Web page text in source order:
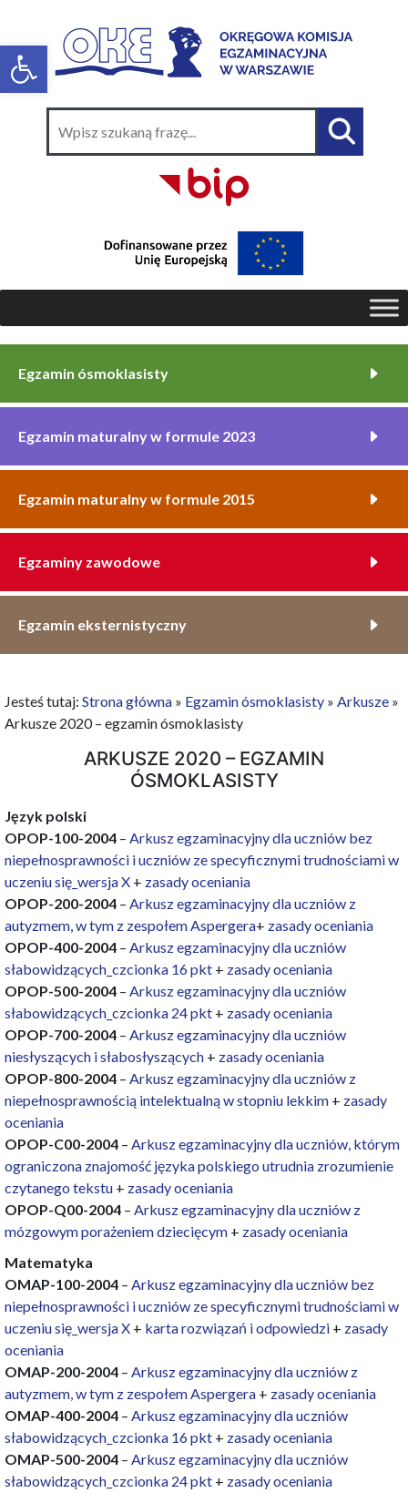
Egzamin ósmoklasisty
Egzamin maturalny w formule 2023
Egzamin maturalny w formule 2015
Egzaminy zawodowe
Egzamin eksternistyczny
Jesteś tutaj: Strona główna » Egzamin ósmoklasisty » Arkusze »
Arkusze 2020 – egzamin ósmoklasisty
ARKUSZE 2020 – EGZAMIN
ÓSMOKLASISTY
Język polski
OPOP-100-2004 – Arkusz egzaminacyjny dla uczniów bez
niepełnosprawności i uczniów ze specyficznymi trudnościami w
uczeniu się_wersja X + zasady oceniania
OPOP-200-2004 – Arkusz egzaminacyjny dla uczniów z
autyzmem, w tym z zespołem Aspergera+ zasady oceniania
OPOP-400-2004 – Arkusz egzaminacyjny dla uczniów
słabowidzących_czcionka 16 pkt + zasady oceniania
OPOP-500-2004 – Arkusz egzaminacyjny dla uczniów
słabowidzących_czcionka 24 pkt + zasady oceniania
OPOP-700-2004 – Arkusz egzaminacyjny dla uczniów
niesłyszących i słabosłyszących + zasady oceniania
OPOP-800-2004 – Arkusz egzaminacyjny dla uczniów z
niepełnosprawnością intelektualną w stopniu lekkim + zasady
oceniania
OPOP-C00-2004 – Arkusz egzaminacyjny dla uczniów, którym
ograniczona znajomość języka polskiego utrudnia zrozumienie
czytanego tekstu + zasady oceniania
OPOP-Q00-2004 – Arkusz egzaminacyjny dla uczniów z
mózgowym porażeniem dziecięcym + zasady oceniania
Matematyka
OMAP-100-2004 – Arkusz egzaminacyjny dla uczniów bez
niepełnosprawności i uczniów ze specyficznymi trudnościami w
uczeniu się_wersja X + karta rozwiązań i odpowiedzi + zasady
oceniania
OMAP-200-2004 – Arkusz egzaminacyjny dla uczniów z
autyzmem, w tym z zespołem Aspergera + zasady oceniania
OMAP-400-2004 – Arkusz egzaminacyjny dla uczniów
słabowidzących_czcionka 16 pkt + zasady oceniania
OMAP-500-2004 – Arkusz egzaminacyjny dla uczniów
słabowidzących_czcionka 24 pkt + zasady oceniania